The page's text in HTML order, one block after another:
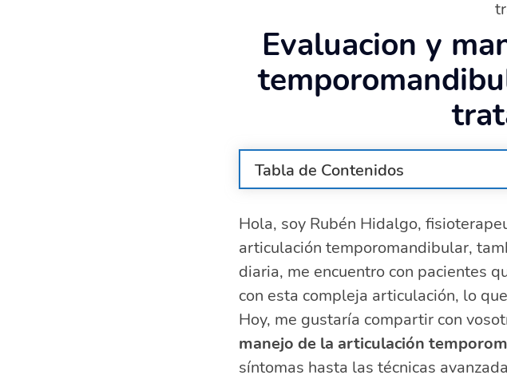
Evaluacion y
Tabla de Contenidos
Síntomas de la disfunción de la ATM
Diagnóstico de la articulación
Tratamiento de la disfunción de la
Pruebas de seguridad cervical y
Importancia de la resonancia
Preguntas relacionadas sobre la
¿Cómo evaluar la ATM?
¿Cómo se hace la exploracion
Hola, soy Rubén Hidalgo,
articulación temporomandibular,
diaria, me encuentro con pacientes
con esta compleja articulación, lo
Hoy, me gustaría compartir con
manejo de la articulación
síntomas hasta las técnicas